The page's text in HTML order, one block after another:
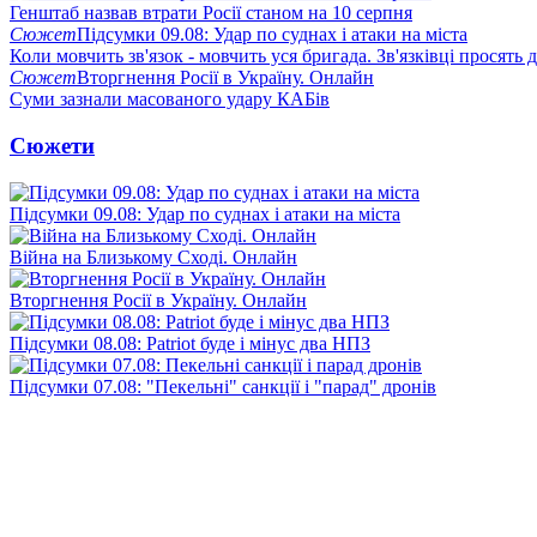
Генштаб назвав втрати Росії станом на 10 серпня
СюжетПідсумки 09.08: Удар по суднах і атаки на міста
Коли мовчить зв'язок - мовчить уся бригада. Зв'язківці просять
СюжетВторгнення Росії в Україну. Онлайн
Суми зазнали масованого удару КАБів
Сюжети
Підсумки 09.08: Удар по суднах і атаки на міста
Війна на Близькому Сході. Онлайн
Вторгнення Росії в Україну. Онлайн
Підсумки 08.08: Patriot буде і мінус два НПЗ
Підсумки 07.08: "Пекельні" санкції і "парад" дронів